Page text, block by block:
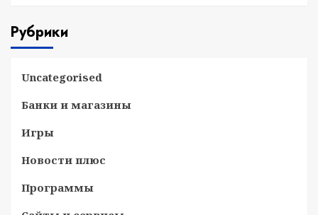
Рубрики
Uncategorised
Банки и магазины
Игры
Новости плюс
Программы